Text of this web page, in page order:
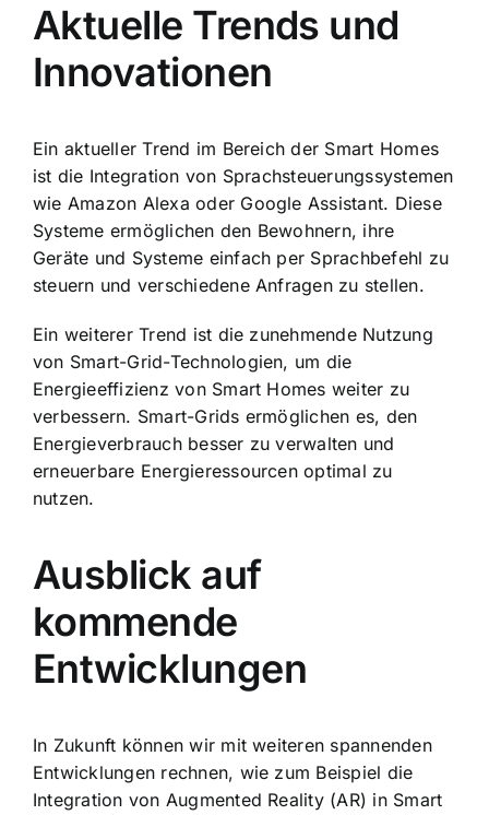
Aktuelle Trends und
Innovationen
Ein aktueller Trend im Bereich der Smart Homes
ist die Integration von Sprachsteuerungssystemen
wie Amazon Alexa oder Google Assistant. Diese
Systeme ermöglichen den Bewohnern, ihre
Geräte und Systeme einfach per Sprachbefehl zu
steuern und verschiedene Anfragen zu stellen.
Ein weiterer Trend ist die zunehmende Nutzung
von Smart-Grid-Technologien, um die
Energieeffizienz von Smart Homes weiter zu
verbessern. Smart-Grids ermöglichen es, den
Energieverbrauch besser zu verwalten und
erneuerbare Energieressourcen optimal zu
nutzen.
Ausblick auf
kommende
Entwicklungen
In Zukunft können wir mit weiteren spannenden
Entwicklungen rechnen, wie zum Beispiel die
Integration von Augmented Reality (AR) in Smart